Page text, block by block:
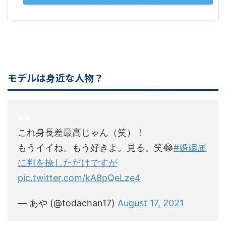
モデルは身近な人物？
これ身長差最高じゃん（笑）！
もうイイね、もう好きよ。見る。笑😂#婚姻届
に判を捺しただけですが
pic.twitter.com/kA8pQeLze4
— あや (@todachan17) August 17, 2021